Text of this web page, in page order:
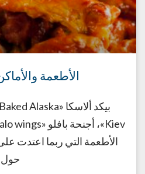
الأطعمة
الأطعمة التي ربما اعتدت
حول